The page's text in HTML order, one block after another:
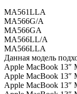
MA561LLA
MA566G/A
MA566GA
MA566LL/A
MA566LLA
Данная модель
Apple MacBook 13″
Apple MacBook 13″
Apple MacBook 13″